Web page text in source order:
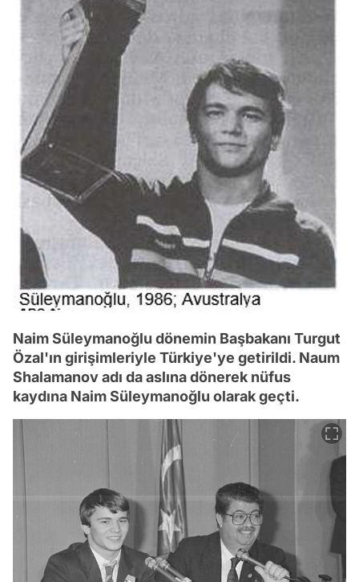
Naim Süleymanoğlu dönemin Başbakanı Turgut
Özal'ın girişimleriyle Türkiye'ye getirildi. Naum
Shalamanov adı da aslına dönerek nüfus
kaydına Naim Süleymanoğlu olarak geçti.